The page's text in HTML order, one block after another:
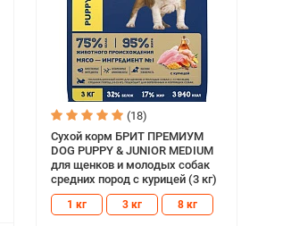
(18)
Сухой корм БРИТ ПРЕМИУМ
DOG PUPPY & JUNIOR MEDIUM
для щенков и молодых собак
средних пород с курицей (3 кг)
1 кг 3 кг 8 кг